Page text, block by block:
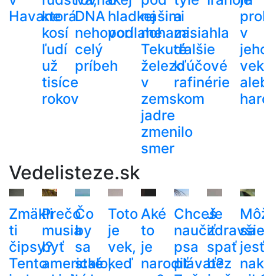
Havane
ktorá
kosí
ľudí
už
tisíce
rokov
DNA
nehovorí
celý
príbeh
hladkej
podlahe
našimi
nohami.
Tekuté
železo
v
zemskom
jadre
zmenilo
smer
a
zasiahla
ďalšie
kľúčové
rafinérie
v
Vedelisteze.sk
Zmäkli
ti
čipsy?
Tento
Prečo
musia
byť
americké
Čo
by
sa
stalo,
Toto
je
vek,
keď
Aké
to
je
narodiť
Chceš
naučiť
psa
plávať?
Je
zdravšie
spať
bez
sa
jesť